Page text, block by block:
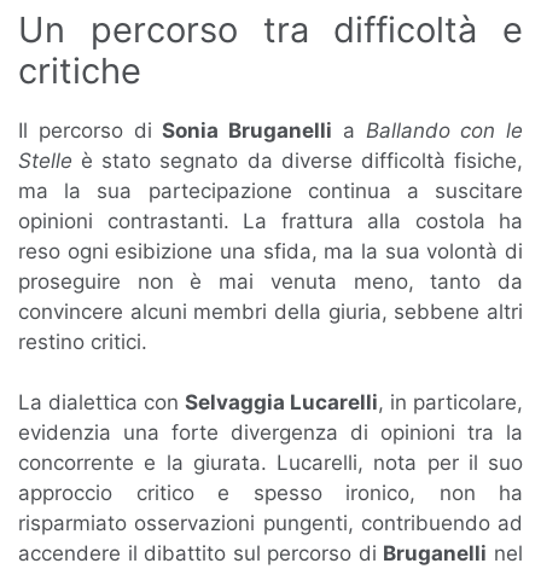
Un percorso tra difficoltà e
critiche
Il percorso diSonia Bruganelli a Ballando con le
Stelle è stato segnato da diverse difficoltà fisiche,
ma la sua partecipazione continua a suscitare
opinioni contrastanti. La frattura alla costola ha
reso ogni esibizione una sfida, ma la sua volontà di
proseguire non è mai venuta meno, tanto da
convincere alcuni membri della giuria, sebbene altri
restino critici.
La dialettica con Selvaggia Lucarelli, in particolare,
evidenzia una forte divergenza di opinioni tra la
concorrente e la giurata. Lucarelli, nota per il suo
approccio critico e spesso ironico, non ha
risparmiato osservazioni pungenti, contribuendo ad
accendere il dibattito sul percorso di Bruganelli nel